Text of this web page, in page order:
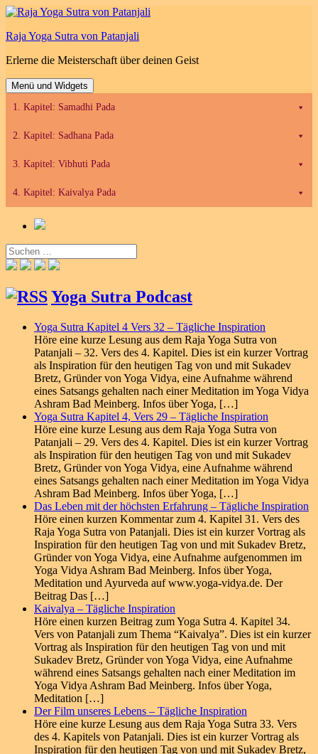
Zum
springen
Raja Yoga Sutra von Patanjali
Erlerne die Meisterschaft über deinen Geist
Menü und Widgets
1. Kapitel: Samadhi Pada
2. Kapitel: Sadhana Pada
3. Kapitel: Vibhuti Pada
4. Kapitel: Kaivalya Pada
Suchen
nach:
Yoga Sutra Podcast
Yoga Sutra Kapitel 4 Vers 32 – Tägliche Inspiration
Höre eine kurze Lesung aus dem Raja Yoga Sutra von
Patanjali – 32. Vers des 4. Kapitel. Dies ist ein kurzer Vortrag
als Inspiration für den heutigen Tag von und mit Sukadev
Bretz, Gründer von Yoga Vidya, eine Aufnahme während
eines Satsangs gehalten nach einer Meditation im Yoga Vidya
Ashram Bad Meinberg. Infos über Yoga, […]
Yoga Sutra Kapitel 4, Vers 29 – Tägliche Inspiration
Höre eine kurze Lesung aus dem Raja Yoga Sutra von
Patanjali – 29. Vers des 4. Kapitel. Dies ist ein kurzer Vortrag
als Inspiration für den heutigen Tag von und mit Sukadev
Bretz, Gründer von Yoga Vidya, eine Aufnahme während
eines Satsangs gehalten nach einer Meditation im Yoga Vidya
Ashram Bad Meinberg. Infos über Yoga, […]
Das Leben mit der höchsten Erfahrung – Tägliche Inspiration
Höre einen kurzen Kommentar zum 4. Kapitel 31. Vers des
Raja Yoga Sutra von Patanjali. Dies ist ein kurzer Vortrag als
Inspiration für den heutigen Tag von und mit Sukadev Bretz,
Gründer von Yoga Vidya, eine Aufnahme aufgenommen im
Yoga Vidya Ashram Bad Meinberg. Infos über Yoga,
Meditation und Ayurveda auf www.yoga-vidya.de. Der
Beitrag Das […]
Kaivalya – Tägliche Inspiration
Höre einen kurzen Beitrag zum Yoga Sutra 4. Kapitel 34.
Vers von Patanjali zum Thema “Kaivalya”. Dies ist ein kurzer
Vortrag als Inspiration für den heutigen Tag von und mit
Sukadev Bretz, Gründer von Yoga Vidya, eine Aufnahme
während eines Satsangs gehalten nach einer Meditation im
Yoga Vidya Ashram Bad Meinberg. Infos über Yoga,
Meditation […]
Der Film unseres Lebens – Tägliche Inspiration
Höre eine kurze Lesung aus dem Raja Yoga Sutra 33. Vers
des 4. Kapitels von Patanjali. Dies ist ein kurzer Vortrag als
Inspiration für den heutigen Tag von und mit Sukadev Bretz,